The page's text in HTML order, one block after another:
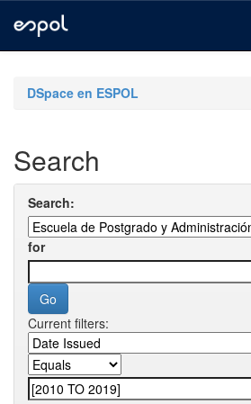
navigationDSpace en ESPOL
Search
Search:
for
Current filters: